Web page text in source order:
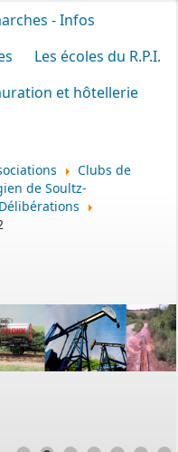
- Infos
Les écoles du R.P.I.
et hôtellerie
Clubs de
de Soultz-
Délibérations